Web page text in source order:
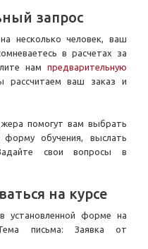
запрос
несколько человек, ваш
в расчетах за
нам предварительную
рассчитаем ваш заказ и
помогут вам выбрать
обучения, выслать
свои вопросы в
на курсе
установленной форме на
письма: Заявка от